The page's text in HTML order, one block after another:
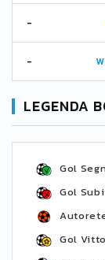
-
-
LEGENDA
Gol
Gol
Gol